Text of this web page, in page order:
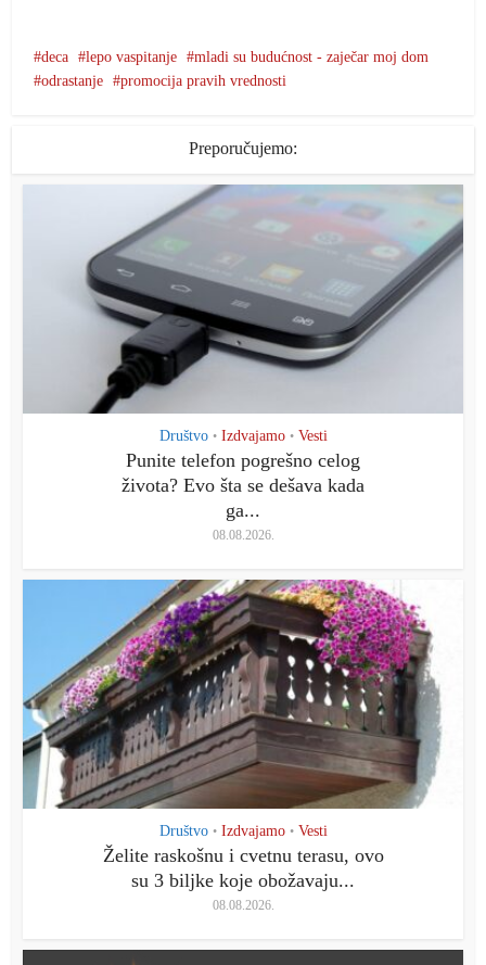
deca lepo vaspitanje
mladi su budućnost - zaječar moj dom
odrastanje
promocija pravih vrednosti
Preporučujemo:
Društvo • Izdvajamo • Vesti
Punite telefon pogrešno celog
života? Evo šta se dešava kada
ga...
08.08.2026.
Društvo • Izdvajamo • Vesti
Želite raskošnu i cvetnu terasu, ovo
su 3 biljke koje obožavaju...
08.08.2026.